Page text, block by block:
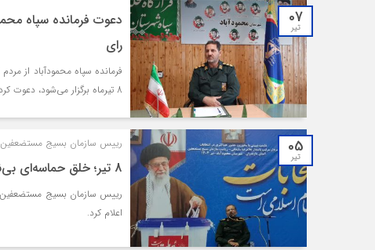
07
تیر
دعوت فرمانده سپاه
رای
فرمانده سپاه محمودآباد از
8 تیرماه برگزار می‌شود، دعوت کرد.
05
تیر
رییس سازمان بسیج
8 تیر؛ خلق حماسه‌ای بی‌نظیر از ملت ایران در انتخابات خواهد بود
اعلام کرد.